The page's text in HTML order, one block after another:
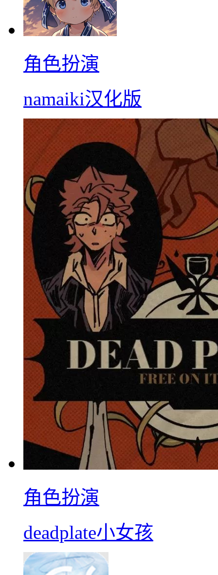
角色扮演
namaiki汉化版
角色扮演
deadplate小女孩